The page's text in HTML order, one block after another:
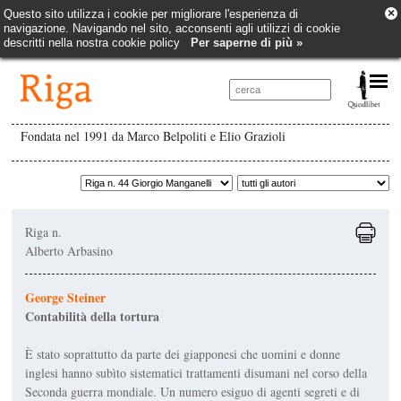
Questo sito utilizza i cookie per migliorare l'esperienza di
navigazione. Navigando nel sito, acconsenti agli utilizzi di cookie
descritti nella nostra cookie policy
Per saperne di più »
×
Fondata nel 1991 da Marco Belpoliti e Elio Grazioli
Riga n.
Alberto Arbasino
George Steiner
Contabilità della tortura
È stato soprattutto da parte dei giapponesi che uomini e donne
inglesi hanno subìto sistematici trattamenti disumani nel corso della
Seconda guerra mondiale. Un numero esiguo di agenti segreti e di